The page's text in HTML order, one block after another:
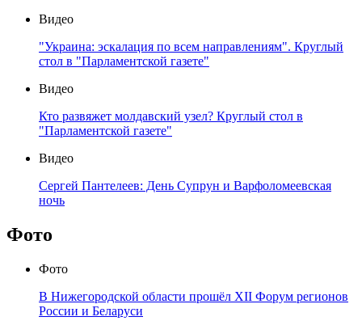
Видео
"Украина: эскалация по всем направлениям". Круглый
стол в "Парламентской газете"
Видео
Кто развяжет молдавский узел? Круглый стол в
"Парламентской газете"
Видео
Сергей Пантелеев: День Супрун и Варфоломеевская
ночь
Фото
Фото
В Нижегородской области прошёл XII Форум регионов
России и Беларуси